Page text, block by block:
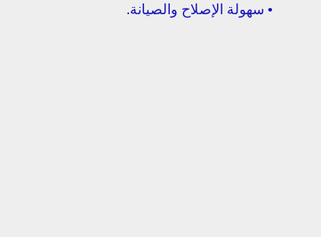
• سهولة الإصلاح والصيانة.